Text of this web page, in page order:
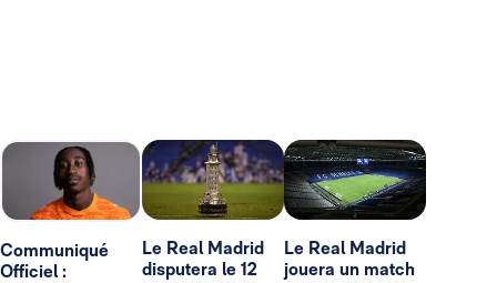
Communiqué
Officiel :
Le Real Madrid
disputera le 12
Le Real Madrid
jouera un match